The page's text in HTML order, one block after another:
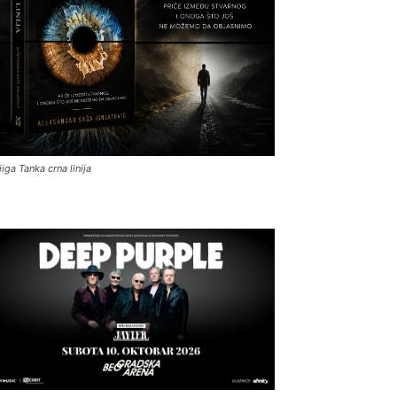
Tanka crna linija